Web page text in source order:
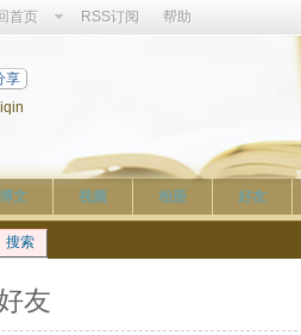
首页 RSS订阅 帮助
享
博文 视频 相册 好友
搜索
友